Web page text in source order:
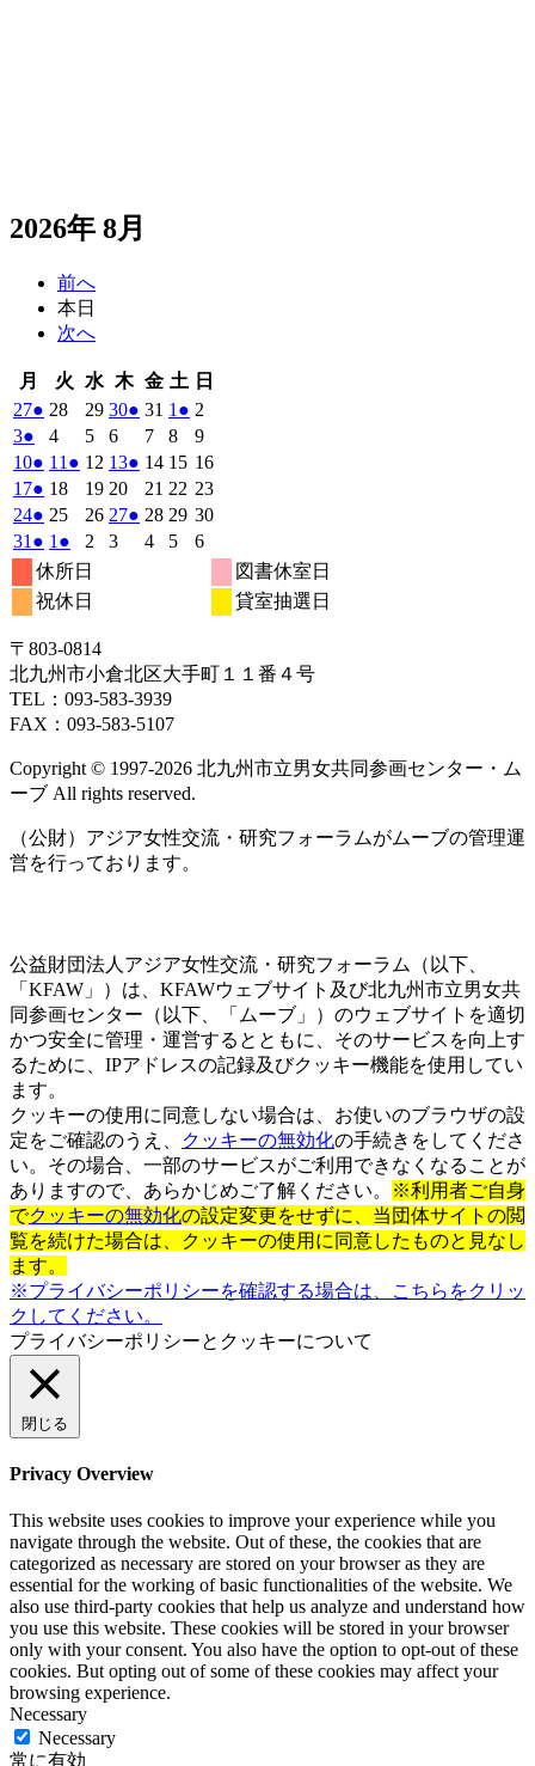
2026年 8月
前へ
本日
次へ
月
曜
日
火 火
曜
日
水 水
曜
日
木木
曜
日
金金
曜
日
土 土
曜
日
日
272026
年
7
月
27
日
● (1
件
の
イ
ベ
ン
ト)
282026
7
月
日
292026
年
7
月
29
日
302026
7
月
30
日
● (1
件
の
イ
ベ
ン
31 2026
年
7
月
31
日
1 2026
年
8
月
1
日
● (1
件
の
イ
ベ
ン
ト)
2
年
8
月
2
日
32026
年
8
月
3
日
●
件
の
イ
ベ
ン
ト)
42026
年
8
月
4
日
52026
年
8
月
5
日
62026
年
8
月
6
日
72026
年
8
月
7
日
82026
年
8
月
8
日
92026
年
8
月
9
日
102026
年
8
月
10
日
● (1
件
の
イ
ベ
ン
ト)
11 2026
11
日
● (1
件
の
イ
ベ
ン
ト)
12 2026
年
8
月
12
132026
年
8
月
● (1
件
の
イ
142026
年
8
月
14
152026
年
8
月
15
162026
8
16
172026
年
8
月
17
日
● (1
件
の
イ
ベ
ン
182026
月
18
日
192026
年
8
202026
年
21 2026
年
8
22 2026
年
232026
年
月
242026
年
8
月
24
● (1
件
の
イ
ベ
ト)
252026
年
8
月
25
262026
年
272026
● (1
件
ト)
282026
年
292026
年
302026
8
月
31 2026
年
8
月
日
● (1
件
の
イ
ベ
ン
ト)
1 2026
年
9
月
日
●
件
の
イ
ベ
ン
ト)
2 2026
日
32026
42026
52026
62026
年
9
休所日
図書休室日
祝休日
貸室抽選日
〒803‐0814
北九州市小倉北区大手町１１番４号
TEL：093‐583‐3939
FAX：093‐583‐5107
Copyright © 1997‐2026 北九州市立男女共同参画センター・ム
ーブ All rights reserved.
（公財）アジア女性交流・研究フォーラムがムーブの管理運
営を行っております。
公益財団法人アジア女性交流・研究フォーラム（以下、
「KFAW」）は、KFAWウェブサイト及び北九州市立男女共
同参画センター（以下、「ムーブ」）のウェブサイトを適切
かつ安全に管理・運営するとともに、そのサービスを向上す
るために、IPアドレスの記録及びクッキー機能を使用してい
ます。
クッキーの使用に同意しない場合は、お使いのブラウザの設
定をご確認のうえ、
クッキーの無効化の手続きをしてくださ
い。その場合、一部のサービスがご利用できなくなることが
ありますので、あらかじめご了解ください。
※利用者ご自身
でクッキーの無効化の設定変更をせずに、当団体サイトの閲
覧を続けた場合は、クッキーの使用に同意したものと見なし
ます。
※プライバシーポリシーを確認する場合は、こちらをクリッ
クしてください。
プライバシーポリシーとクッキーについて
閉じる
Privacy Overview
This website uses cookies to improve your experience while you
navigate through the website. Out of these, the cookies that are
categorized as necessary are stored on your browser as they are
essential for the working of basic functionalities of the website. We
also use third-party cookies that help us analyze and understand how
you use this website. These cookies will be stored in your browser
only with your consent. You also have the option to opt-out of these
cookies. But opting out of some of these cookies may affect your
browsing experience.
Necessary
Necessary
常に有効